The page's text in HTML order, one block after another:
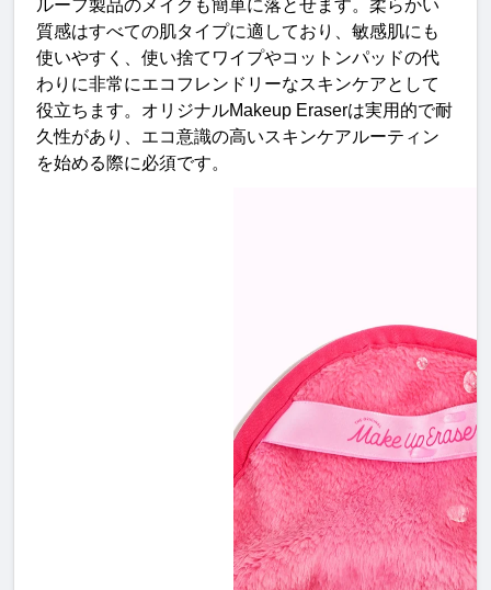
ルーフ製品のメイクも簡単に落とせます。柔らかい
質感はすべての肌タイプに適しており、敏感肌にも
使いやすく、使い捨てワイプやコットンパッドの代
わりに非常にエコフレンドリーなスキンケアとして
役立ちます。オリジナルMakeup Eraserは実用的で耐
久性があり、エコ意識の高いスキンケアルーティン
を始める際に必須です。